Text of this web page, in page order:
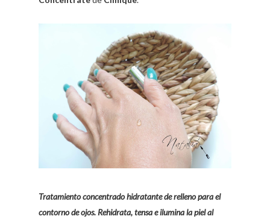
Tratamiento concentrado hidratante de relleno para el
contorno de ojos. Rehidrata, tensa e ilumina la piel al